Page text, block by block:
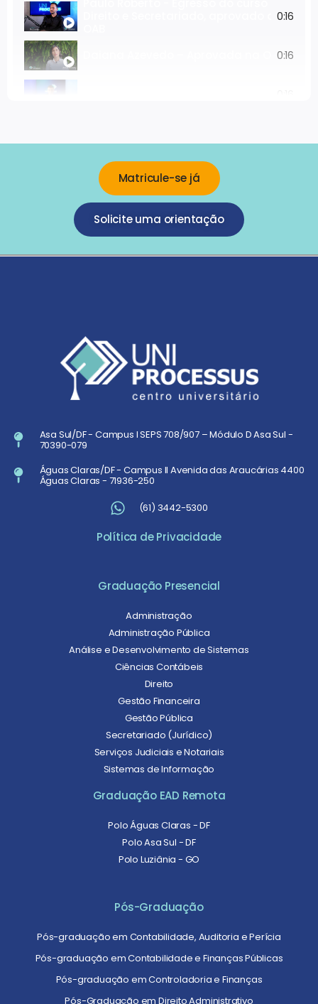
Direito e Secretariado, aprovado da0:16
Daiana Azevedo – Aprovada na OAB
0:16
Matricule-se já
Solicite uma orientação
Asa Sul/DF - Campus I SEPS 708/907 – Módulo D Asa Sul -
70390-079
Águas Claras/DF - Campus II Avenida das Araucárias 4400
Águas Claras - 71936-250
(61) 3442-5300
Política de Privacidade
Graduação Presencial
Administração
Administração Pública
Análise e Desenvolvimento de Sistemas
Ciências Contábeis
Direito
Gestão Financeira
Gestão Pública
Secretariado (Jurídico)
Serviços Judiciais e Notariais
Sistemas de Informação
Graduação EAD Remota
Polo Águas Claras - DF
Polo Asa Sul - DF
Polo Luziânia - GO
Pós-Graduação
Pós-graduação em Contabilidade, Auditoria e Perícia
Pós-graduação em Contabilidade e Finanças Públicas
Pós-graduação em Controladoria e Finanças
Pós-Graduação em Direito Administrativo